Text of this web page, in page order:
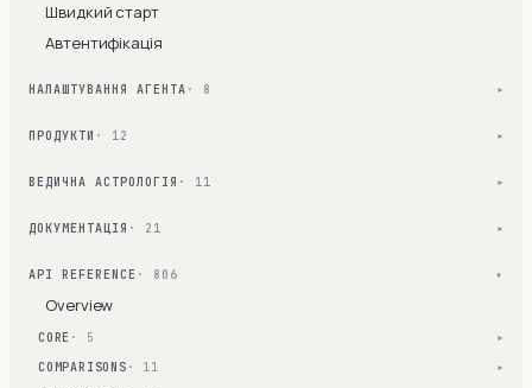
Швидкий старт
Автентифікація
НАЛАШТУВАННЯ АГЕНТА · 8 ▾
ПРОДУКТИ · 12 ▾
ВЕДИЧНА АСТРОЛОГІЯ · 11 ▾
ДОКУМЕНТАЦІЯ · 21 ▾
API REFERENCE · 806 ▾
Overview
CORE · 5 ▾
COMPARISONS · 11 ▾